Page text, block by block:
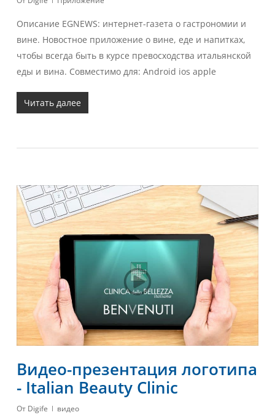
Описание EGNEWS: интернет-газета о гастрономии и
вине. Новостное приложение о вине, еде и напитках,
чтобы всегда быть в курсе превосходства итальянской
еды и вина. Совместимо для: Android ios apple
Читать далее
Видео-презентация логотипа
- Italian Beauty Clinic
От Digife видео